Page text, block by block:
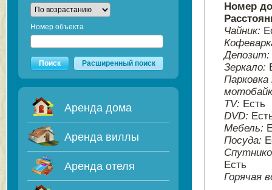
Номер объекта
Поиск Расширенный поиск
Аренда дома
Аренда виллы
Аренда отеля
Номер
Чайник:
Депозит:
Зеркало:
TV: Есть
DVD:
Мебель:
Посуда:
Есть
Горячая